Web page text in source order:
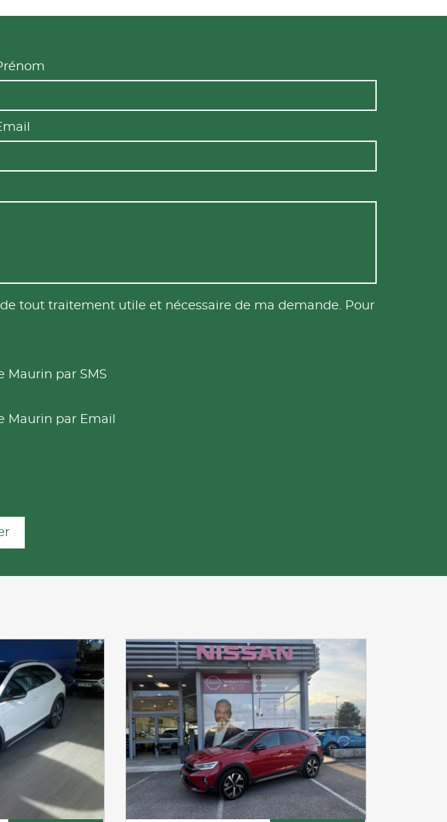
tout traitement utile et nécessaire de ma demande. Pour
Maurin par SMS
Maurin par Email